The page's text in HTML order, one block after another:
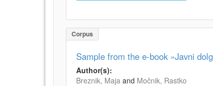
Corpus
Sample from the e-book »Javni
Author(s):
Breznik, Maja and Močnik, Rastko